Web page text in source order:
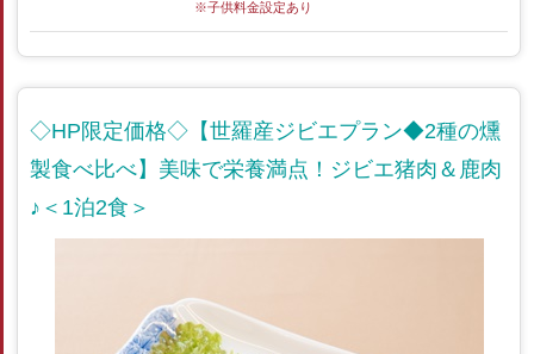
※子供料金設定あり
◇HP限定価格◇【世羅産ジビエプラン◆2種の燻
製食べ比べ】美味で栄養満点！ジビエ猪肉＆鹿肉
♪＜1泊2食＞